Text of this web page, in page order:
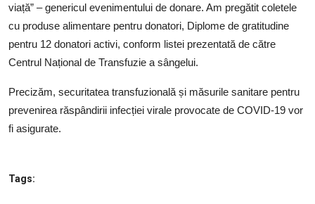
viață” – genericul evenimentului de donare. Am pregătit coletele
cu produse alimentare pentru donatori, Diplome de gratitudine
pentru 12 donatori activi, conform listei prezentată de către
Centrul Național de Transfuzie a sângelui.
Precizăm, securitatea transfuzională și măsurile sanitare pentru
prevenirea răspândirii infecției virale provocate de COVID-19 vor
fi asigurate.
Tags: